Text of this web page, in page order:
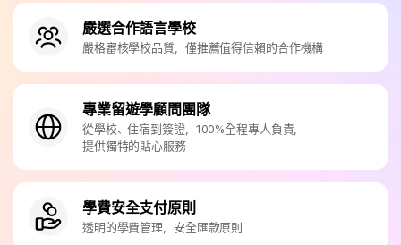
嚴選合作語言學校
嚴格審核學校品質，僅推薦值得信賴的合作機構
專業留遊學顧問團隊
從學校、住宿到簽證，100%全程專人負責，
提供獨特的貼心服務
學費安全支付原則
透明的學費管理，安全匯款原則